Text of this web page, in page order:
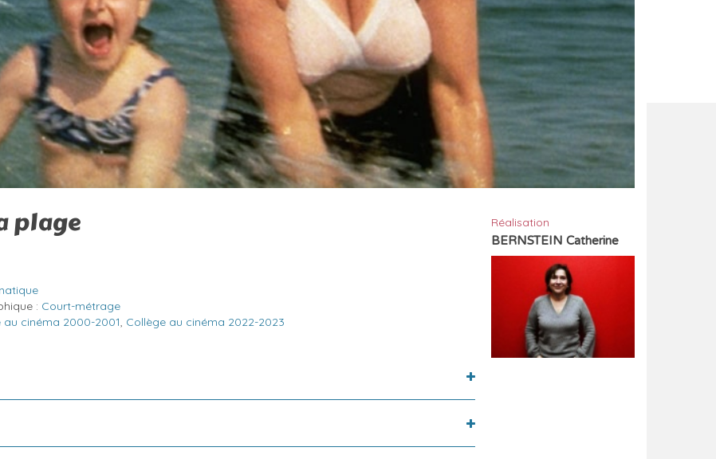
plage
: Court-métrage
au cinéma 2000-2001, Collège au cinéma 2022-2023
Réalisation
BERNSTEIN Catherine